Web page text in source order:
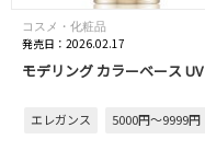
コスメ・化粧品
発売日：2026.02.17
モデリング カラーベース UV
エレガンス 5000円～9999円